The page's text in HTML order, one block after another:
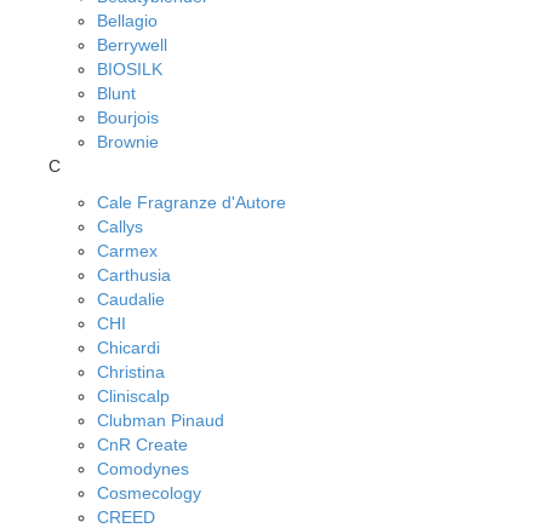
Bellagio
Berrywell
BIOSILK
Blunt
Bourjois
Brownie
C
Cale Fragranze d'Autore
Callys
Carmex
Carthusia
Caudalie
CHI
Chicardi
Christina
Cliniscalp
Clubman Pinaud
CnR Create
Comodynes
Cosmecology
CREED